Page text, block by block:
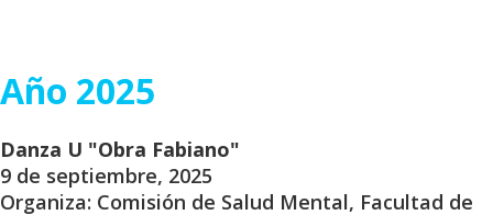
Año 2025
Danza U "Obra Fabiano"
9 de septiembre, 2025
Organiza: Comisión de Salud Mental, Facultad de